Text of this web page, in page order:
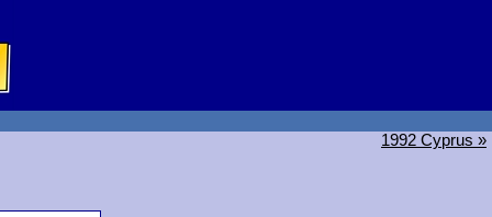
1992 Cyprus »